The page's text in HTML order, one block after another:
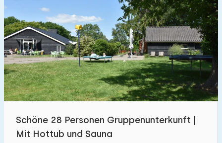
Schöne 28 Personen Gruppenunterkunft |
Mit Hottub und Sauna